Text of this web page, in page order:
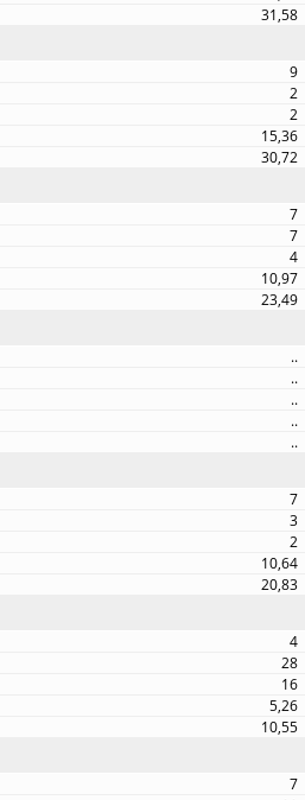
31,58
9
2
2
15,36
30,72
7
7
4
10,97
23,49
..
..
..
..
..
7
3
2
10,64
20,83
4
28
16
5,26
10,55
7